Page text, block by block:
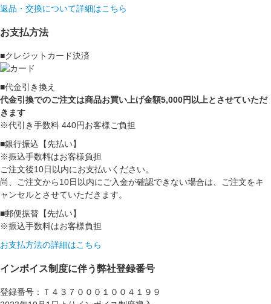
返品・交換について詳細はこちら
お支払方法
■クレジットカード決済
■代金引き換え
代金引換でのご注文は商品お買い上げ金額5,000円以上とさせていただ
きます
※代引き手数料 440円お客様ご負担
■銀行振込【先払い】
※振込手数料はお客様負担
ご注文後10日以内にお支払いください。
尚、ご注文から10日以内にご入金が確認できない場合は、ご注文をキ
ャンセルとさせていただきます。
■郵便振替【先払い】
※振込手数料はお客様負担
お支払方法の詳細はこちら
インボイス制度に伴う弊社登録番号
登録番号：Ｔ４３７０００１００４１９９